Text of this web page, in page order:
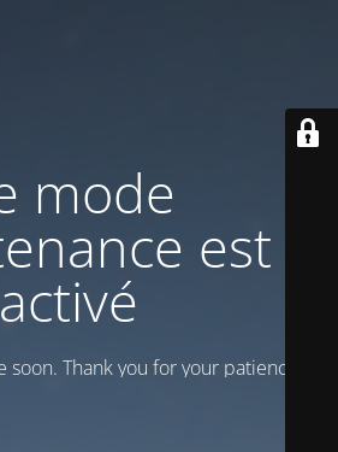
mode
est
activé
Thank you for your patience!